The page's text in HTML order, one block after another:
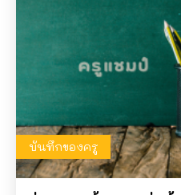
ปัจจัยที่มีผลต่อกา
เข้าใจง่ายใน 1 นา
บันทึกของครู